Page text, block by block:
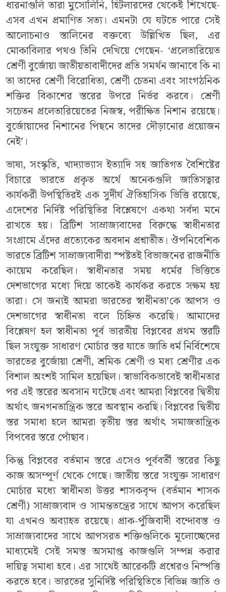
ধারনাগুলি তারা মুসোলিনি, হিটলারদের থেকেই শিখেছে-
এসব এখন প্রমাণিত সত্য। এমনটা যে ঘটতে পারে সেই
আলোচনাও স্তালিনের বক্তব্যে উল্লিখিত ছিল, এর
মোকাবিলার পথও তিনি দেখিয়ে গেছেন- ‘প্রলেতারিয়েত
শ্রেণী বুর্জোয়া জাতীয়তাবাদীদের প্রতি সমর্থন জানাবে কি না
তা তাদের শ্রেণী বিরোধিতা, শ্রেণী চেতনা এবং সাংগঠনিক
শক্তির বিকাশের স্তরের উপরে নির্ভর করবে। শ্রেণী
সচেতন প্রলেতারিয়েতের নিজস্ব, পরীক্ষিত নিশান রয়েছে।
বুর্জোয়াদের নিশানের পিছনে তাদের দৌড়ানোর প্রয়োজন
নেই’।
ভাষা, সংস্কৃতি, খাদ্যাভ্যাস ইত্যাদি সহ জাতিগত বৈশিষ্টের
বিচারে ভারতে প্রকৃত অর্থে অনেকগুলি জাতিসত্বার
কার্যকরী উপস্থিতিরই এক সুদীর্ঘ ঐতিহাসিক ভিত্তি রয়েছে,
এদেশের নির্দিষ্ট পরিস্থিতির বিশ্লেষণে একথা সর্বদা মনে
রাখতে হয়। ব্রিটিশ সাম্রাজ্যবাদের বিরুদ্ধে স্বাধীনতার
সংগ্রামে এঁদের প্রত্যেকের অবদান প্রশ্নাতীত। ঔপনিবেশিক
ভারতে ব্রিটিশ সাম্রাজ্যবাদীরা স্পষ্টতই বিভাজনের রাজনীতি
কায়েম করেছিল। স্বাধীনতার সময় ধর্মের ভিত্তিতে
দেশভাগের মধ্যে দিয়ে তাকেই কার্যকর করতে সক্ষম হয়
তারা। সে জন্যই আমরা ভারতের স্বাধীনতা’কে আপস ও
দেশভাগের স্বাধীনতা বলে চিহ্নিত করেছি। আমাদের
বিশ্লেষণ হল স্বাধীনতা পূর্ব ভারতীয় বিপ্লবের প্রথম স্তরটি
ছিল সংযুক্ত সাধারণ মোর্চার স্তর যাতে জাতি ধর্ম নির্বিশেষে
ভারতের বুর্জোয়া শ্রেণী, শ্রমিক শ্রেণী ও মধ্য শ্রেণীর এক
বিশাল অংশই সামিল হয়েছিল। স্বাভাবিকভাবেই স্বাধীনতার
পর এই স্তরের অবসান ঘটেছে এবং আমরা বিপ্লবের দ্বিতীয়
অর্থাৎ জনগনতান্ত্রিক স্তরে অবস্থান করছি। বিপ্লবের দ্বিতীয়
স্তর সমাধা হলে আমরা তৃতীয় স্তর অর্থাৎ সমাজতান্ত্রিক
বিপবের স্তরে পোঁছাব।
কিন্তু বিপ্লবের বর্তমান স্তরে এসেও পূর্ববর্তী স্তরের কিছু
কাজ অসম্পূর্ণ থেকে গেছে। জাতীয় স্তরে সংযুক্ত সাধারণ
মোর্চার মধ্যে স্বাধীনতা উত্তর শাসকবৃন্দ (বর্তমান শাসক
শ্রেণী) সাম্রাজ্যবাদ ও সামন্ততন্ত্রের সাথে আপস করেছিল
যা এখনও অব্যাহত রয়েছে। প্রাক-পুঁজিবাদী বন্দোবস্ত ও
সাম্রাজ্যবাদের সাথে আপসরত শক্তিগুলিকে মূলোচ্ছেদের
মাধ্যমেই সেই সমস্ত অসমাপ্ত কাজগুলি সম্পন্ন করার
দায়িত্ব সমাধা হবে। এর সাথেই আরেকটি প্রশ্নেরও নিস্পত্তি
করতে হবে। ভারতের সুনির্দিষ্ট পরিস্থিতিতে বিভিন্ন জাতি ও